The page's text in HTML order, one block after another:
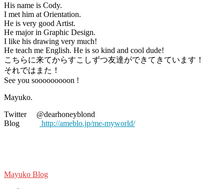
His name is Cody.
I met him at Orientation.
He is very good Artist.
He major in Graphic Design.
I like his drawing very much!
He teach me English. He is so kind and cool dude!
こちらに来てからすこしずつ友達ができてきています！
それではまた！
See you sooooooooon !
Mayuko.
Twitter @dearhoneyblond
Blog
http://ameblo.jp/me-myworld/
Mayuko Blog